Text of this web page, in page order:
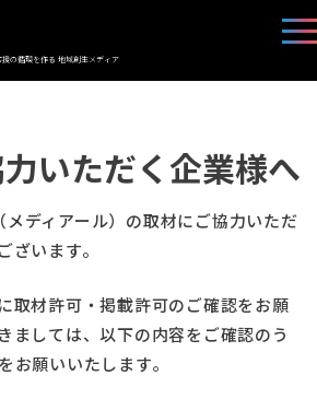
の循環を作る 地域創生メディア
いただく企業様へ
ディアール）の取材にご協力いただ
ざいます。
取材許可・掲載許可のご確認をお願
ましては、以下の内容をご確認のう
お願いいたします。